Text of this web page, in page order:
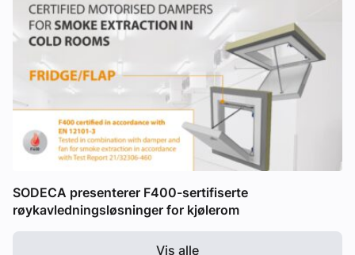
SODECA presenterer F400-sertifiserte
røykavledningsløsninger for kjølerom
Vis alle